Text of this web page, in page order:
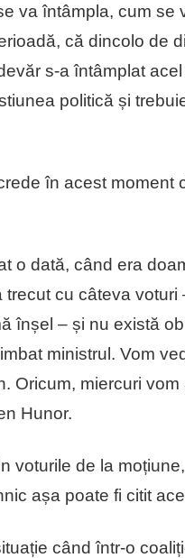
va întâmpla, cum se
că dincolo de
s-a întâmplat
politică și
în acest moment
o dată, când era
trecut cu câteva
înșel – și nu există
ministrul. Vom
Oricum, miercuri
Hunor.
voturile de la
așa poate fi citit
când într-o